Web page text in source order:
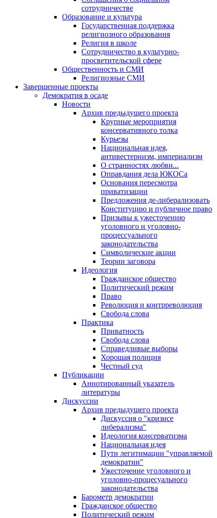
сотрудничестве
Образование и культура
Государственная поддержка
религиозного образования
Религия в школе
Сотрудничество в культурно-
просветительской сфере
Общественность и СМИ
Религиозные СМИ
Завершенные проекты
Демократия в осаде
Новости
Архив предыдущего проекта
Крупные мероприятия
консервативного толка
Курьезы
Национальная идея,
антивестернизм, империализм
О странностях любви...
Оправдания дела ЮКОСа
Основания пересмотра
приватизации
Предложения де-либерализовать
Конституцию и публичное право
Призывы к ужесточению
уголовного и уголовно-
процессуального
законодательства
Символические акции
Теории заговора
Идеология
Гражданское общество
Политический режим
Право
Революция и контрреволюция
Свобода слова
Практика
Приватность
Свобода слова
Справедливые выборы
Хорошая полиция
Честный суд
Публикации
Аннотированный указатель
литературы
Дискуссии
Архив предыдущего проекта
Дискуссия о "кризисе
либерализма"
Идеология консерватизма
Национальная идея
Пути легитимации "управляемой
демократии"
Ужесточение уголовного и
уголовно-процесуального
законодательства
Барометр демократии
Гражданское общество
Политический режим